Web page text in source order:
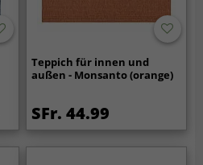
Teppich für innen und
außen - Monsanto (orange)
SFr. 44.99